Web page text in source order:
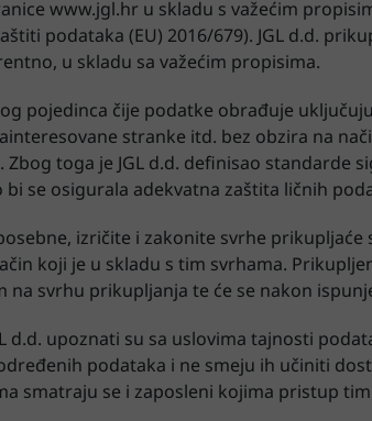
www.jgl.hr u skladu s važećim
podataka (EU) 2016/679). JGL d.d.
u skladu sa važećim propisima.
pojedinca čije podatke obrađuje
stranke itd. bez obzira na
toga je JGL d.d. definisao standarde
se osigurala adekvatna zaštita ličnih
izričite i zakonite svrhe
koji je u skladu s tim svrhama.
svrhu prikupljanja te će se nakon
d.d. upoznati su sa uslovima tajnosti
podataka i ne smeju ih učiniti
smatraju se i zaposleni kojima pristup